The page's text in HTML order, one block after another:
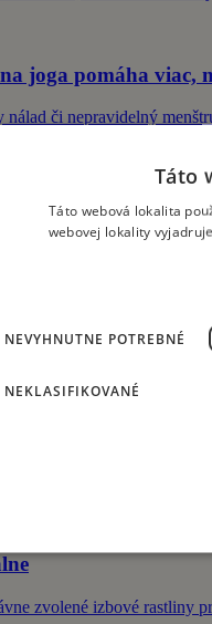
joga pomáha viac,
či nepravidelný
do nášho
nášho života. Ich
a skladby
MTV a Deky,
zvolené izbové
Táto
Táto webová lokalita
webovej lokality
NEVYHNUTNE POTREBNÉ
NEKLASIFIKOVANÉ